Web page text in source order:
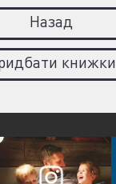
Назад
книжки